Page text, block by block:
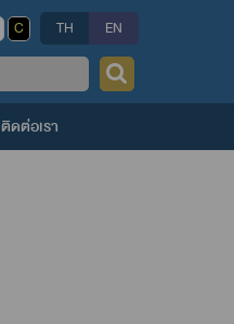
C TH EN
ติดต่อเรา